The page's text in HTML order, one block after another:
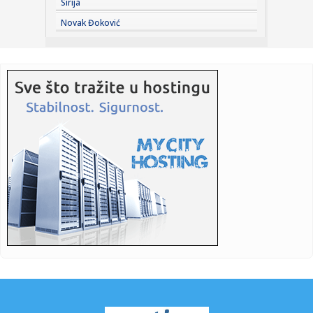
22:43:NUNS: Osuđujemo zastrašivanje redakcije A1tv iz Novog
Pazara
22:39: Sad VAR nema šta da traži – pogodio Zubairu VIDEO
22:39:
22:36:Maja pobesnela zbog Asmina i njegove bankarke, pa
otkrila: "On vi...
22:35:Drama u Hrvatskoj: Požar uništio apartman, vlasnik tvrdi da
su ...
22:35:Sudar dva tramvaja u Njemačkoj, više od 25 povrijeđenih
Novak Đoković